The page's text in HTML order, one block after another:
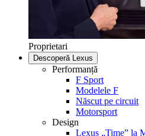
Proprietari
Descoperă Lexus
Performanță
F Sport
Modelele F
Născut pe circuit
Motorsport
Design
Lexus „Time” la